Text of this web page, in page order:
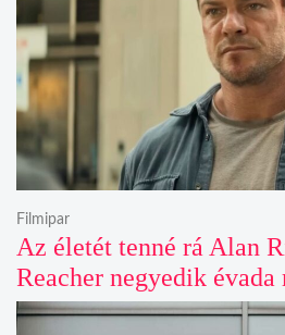
Az életét tenné rá Alan
Reacher negyedik
Filmipar